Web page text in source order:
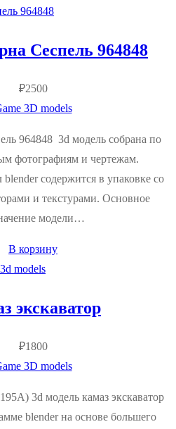
Сеспель 964848
₽2500
3D models
964848 3d модель собрана по
фотографиям и чертежам.
содержится в упаковке со
и текстурами. Основное
модели…
В корзину
экскаватор
₽1800
3D models
3d модель камаз экскаватор
blender на основе большего